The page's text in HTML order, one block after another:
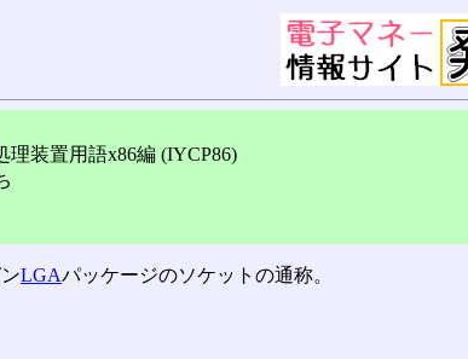
装置用語x86編 (IYCP86)
LGAパッケージのソケットの通称。